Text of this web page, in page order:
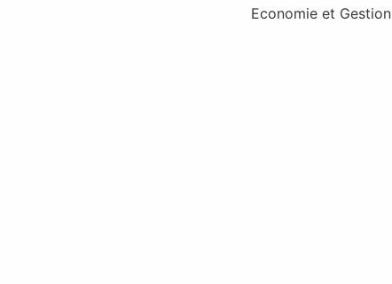
Economie et Gestion